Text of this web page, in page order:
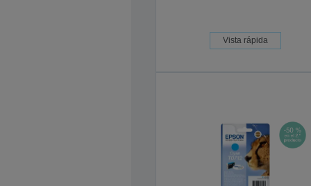
Vista rápida